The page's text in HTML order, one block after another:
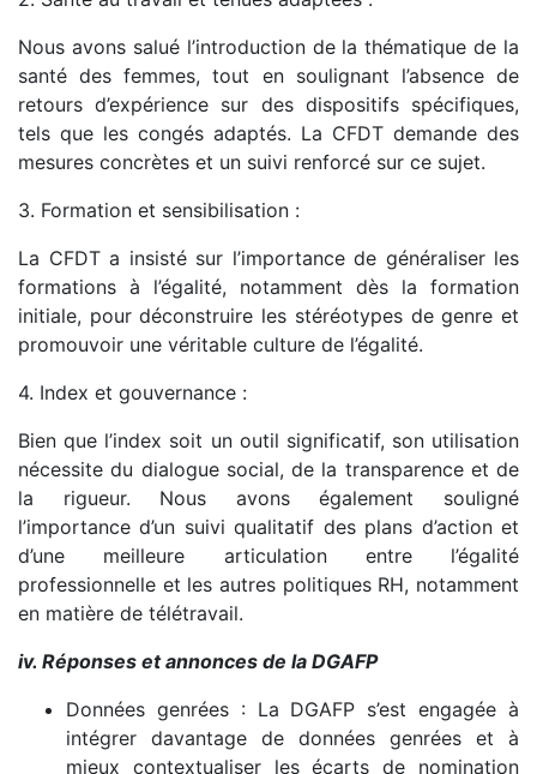
Nous avons salué l’introduction de la thématique de la
santé des femmes, tout en soulignant l’absence de
retours d’expérience sur des dispositifs spécifiques,
tels que les congés adaptés. La CFDT demande des
mesures concrètes et un suivi renforcé sur ce sujet.
3. Formation et sensibilisation :
La CFDT a insisté sur l’importance de généraliser les
formations à l’égalité, notamment dès la formation
initiale, pour déconstruire les stéréotypes de genre et
promouvoir une véritable culture de l’égalité.
4. Index et gouvernance :
Bien que l’index soit un outil significatif, son utilisation
nécessite du dialogue social, de la transparence et de
la rigueur. Nous avons également souligné
l’importance d’un suivi qualitatif des plans d’action et
d’une meilleure articulation entre l’égalité
professionnelle et les autres politiques RH, notamment
en matière de télétravail.
iv. Réponses et annonces de la DGAFP
Données genrées : La DGAFP s’est engagée à
intégrer davantage de données genrées et à
mieux contextualiser les écarts de nomination